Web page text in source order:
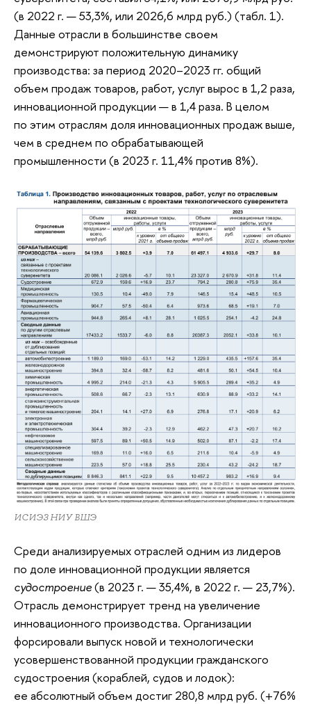
(в 2022 г. — 53,3%, или 2026,6 млрд руб.) (табл. 1).
Данные отрасли в большинстве своем
демонстрируют положительную динамику
производства: за период 2020–2023 гг. общий
объем продаж товаров, работ, услуг вырос в 1,2 раза,
инновационной продукции — в 1,4 раза. В целом
по этим отраслям доля инновационных продаж выше,
чем в среднем по обрабатывающей
промышленности (в 2023 г. 11,4% против 8%).
ИСИЭЗ НИУ ВШЭ
Среди анализируемых отраслей одним из лидеров
по доле инновационной продукции является
судостроение(в 2023 г. — 35,4%, в 2022 г. — 23,7%).
Отрасль демонстрирует тренд на увеличение
инновационного производства. Организации
форсировали выпуск новой и технологически
усовершенствованной продукции гражданского
судостроения (кораблей, судов и лодок):
ее абсолютный объем достиг 280,8 млрд руб. (+76%